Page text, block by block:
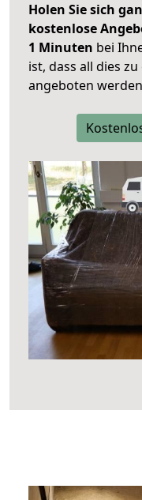
Holen Sie sich
kostenlose
1 Minuten bei
ist, dass all dies
angeboten